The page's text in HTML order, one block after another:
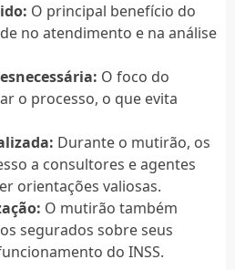
O principal benefício do
no atendimento e na análise
O foco do
o processo, o que evita
Durante o mutirão, os
a consultores e agentes
orientações valiosas.
O mutirão também
segurados sobre seus
do INSS.